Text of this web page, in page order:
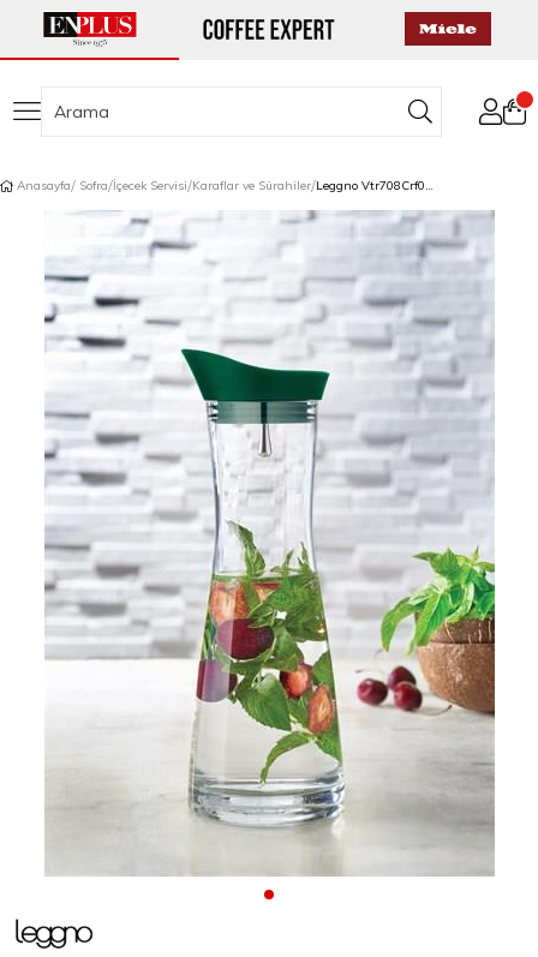
Anasayfa Sofra İçecek Servisi Karaflar ve Sürahiler Leggno Vtr708Crf01Gn Vetro Cam Sürahi 1,0Lt Yeşil Başlık